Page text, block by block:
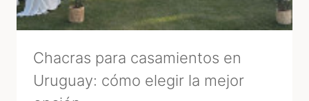
Chacras para casamientos en
Uruguay: cómo elegir la mejor